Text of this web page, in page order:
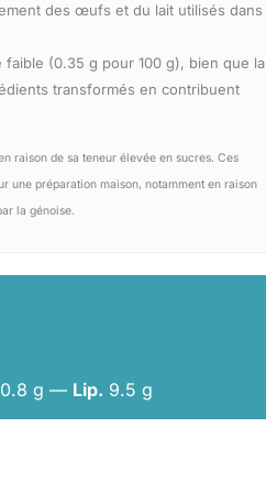
des œufs et du lait utilisés dans
faible (0.35 g pour 100 g), bien que la
transformés en contribuent
raison de sa teneur élevée en sucres. Ces
une préparation maison, notamment en raison
la génoise.
g — Lip. 9.5 g